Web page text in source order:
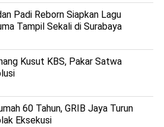
Padi Reborn Siapkan Lagu
Tampil Sekali di Surabaya
Kusut KBS, Pakar Satwa
60 Tahun, GRIB Jaya Turun
Eksekusi